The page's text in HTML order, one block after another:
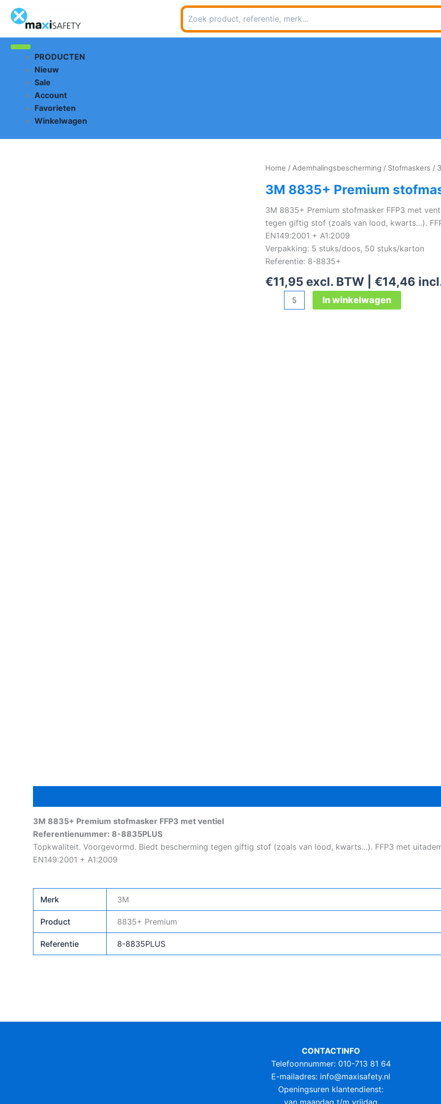
naar
inhoud
Zoeken
naar:
PRODUCTEN
Nieuw
Sale
Account
Favorieten
Winkelwagen
Home / Ademhalingsbescherming / Stofmaskers /
3M 8835+ Premium
3M 8835+ Premium stofmasker FFP3 met
tegen giftig stof (zoals van lood, kwarts…).
EN149:2001 + A1:2009
Verpakking: 5 stuks/doos, 50 stuks/karton
Referentie: 8-8835+
€11,95excl. BTW | €14,46
8835+
In winkelwagen
3M 8835+ Premium stofmasker FFP3 met ventiel
Referentienummer: 8-8835PLUS
Topkwaliteit. Voorgevormd. Biedt bescherming tegen giftig stof (zoals van lood, kwarts…). FFP3 met
EN149:2001 + A1:2009
Merk 3M
Product 8835+ Premium
Referentie 8-8835PLUS
CONTACTINFO
Telefoonnummer: 010-713 81 64
E-mailadres: info@maxisafety.nl
Openingsuren klantendienst:
van maandag t/m vrijdag